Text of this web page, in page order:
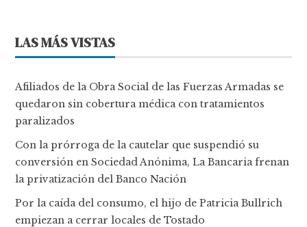
LAS MÁS VISTAS
Afiliados de la Obra Social de las Fuerzas Armadas se
quedaron sin cobertura médica con tratamientos
paralizados
Con la prórroga de la cautelar que suspendió su
conversión en Sociedad Anónima, La Bancaria frenan
la privatización del Banco Nación
Por la caída del consumo, el hijo de Patricia Bullrich
empiezan a cerrar locales de Tostado